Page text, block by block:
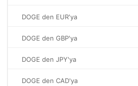
DOGE den EUR'ya
DOGE den GBP'ya
DOGE den JPY'ya
DOGE den CAD'ya